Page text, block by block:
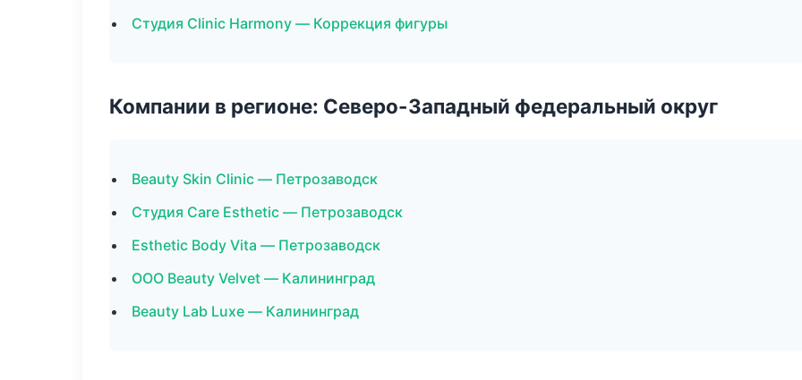
Студия Clinic Harmony — Коррекция фигуры
Компании в регионе: Северо-Западный федеральный округ
Beauty Skin Clinic — Петрозаводск
Студия Care Esthetic — Петрозаводск
Esthetic Body Vita — Петрозаводск
ООО Beauty Velvet — Калининград
Beauty Lab Luxe — Калининград